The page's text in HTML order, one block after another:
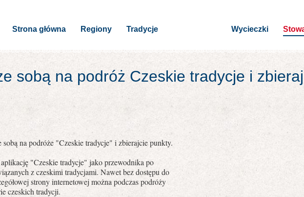
Strona główna Regiony Tradycje Wycieczki
sobą na podróż Czeskie tradycje i
sobą na podróże "Czeskie tradycje" i zbierajcie punkty.
"Czeskie tradycje" jako przewodnika po
z czeskimi tradycjami. Nawet bez dostępu do
strony internetowej można podczas podróży
czeskich tradycji.